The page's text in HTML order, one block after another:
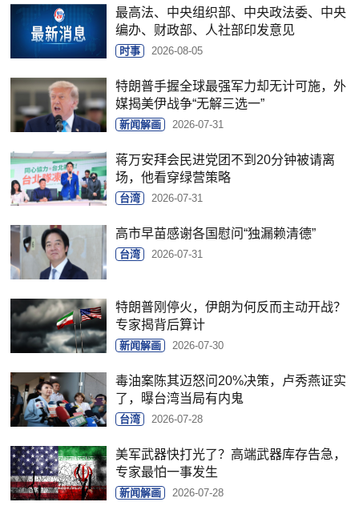
最高法、中央组织部、中央政法委、中央
编办、财政部、人社部印发意见
时事 2026-08-05
特朗普手握全球最强军力却无计可施，外
媒揭美伊战争“无解三选一”
新闻解画 2026-07-31
蒋万安拜会民进党团不到20分钟被请离
场，他看穿绿营策略
台湾 2026-07-31
高市早苗感谢各国慰问“独漏赖清德”
台湾 2026-07-31
特朗普刚停火，伊朗为何反而主动开战？
专家揭背后算计
新闻解画 2026-07-30
毒油案陈其迈怒问20%决策，卢秀燕证实
了，曝台湾当局有内鬼
台湾 2026-07-28
美军武器快打光了？高端武器库存告急，
专家最怕一事发生
新闻解画 2026-07-28